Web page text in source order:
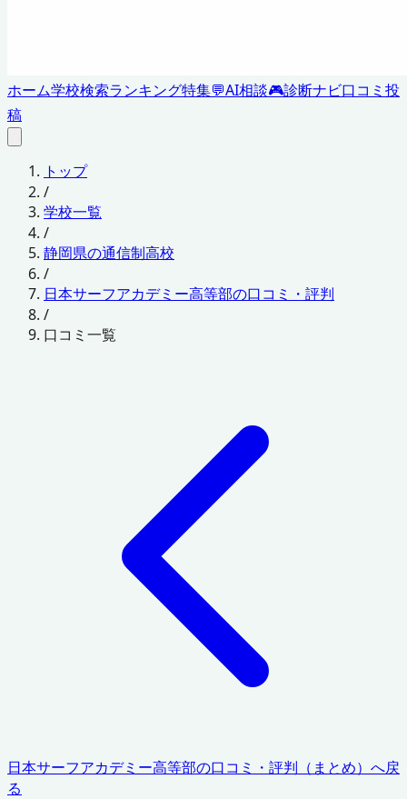
ホーム学校検索ランキング特集💬AI相談🎮診断ナビ口コミ投
稿
トップ
/
学校一覧
/
静岡県の通信制高校
/
日本サーフアカデミー高等部の口コミ・評判
/
口コミ一覧
日本サーフアカデミー高等部の口コミ・評判（まとめ）へ戻
る